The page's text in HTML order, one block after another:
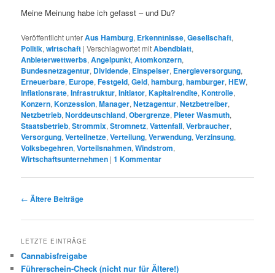
Meine Meinung habe ich gefasst – und Du?
Veröffentlicht unterAus Hamburg, Erkenntnisse,Gesellschaft,
Politik,wirtschaft |Verschlagwortet mitAbendblatt,
Anbieterwettwerbs,Angelpunkt,Atomkonzern,
Bundesnetzagentur, Dividende, Einspeiser, Energieversorgung,
Erneuerbare, Europe,Festgeld,Geld,hamburg,hamburger,HEW,
Inflationsrate,Infrastruktur,Initiator,Kapitalrendite,Kontrolle,
Konzern,Konzession,Manager,Netzagentur,Netzbetreiber,
Netzbetrieb,Norddeutschland,Obergrenze, Pieter Wasmuth,
Staatsbetrieb,Strommix,Stromnetz,Vattenfall,Verbraucher,
Versorgung,Verteilnetze,Verteilung,Verwendung,Verzinsung,
Volksbegehren,Vorteilsnahmen,Windstrom,
Wirtschaftsunternehmen |1 Kommentar
Beitrags-
← Ältere Beiträge
LETZTE EINTRÄGE
Cannabisfreigabe
Führerschein-Check (nicht nur für Ältere!)